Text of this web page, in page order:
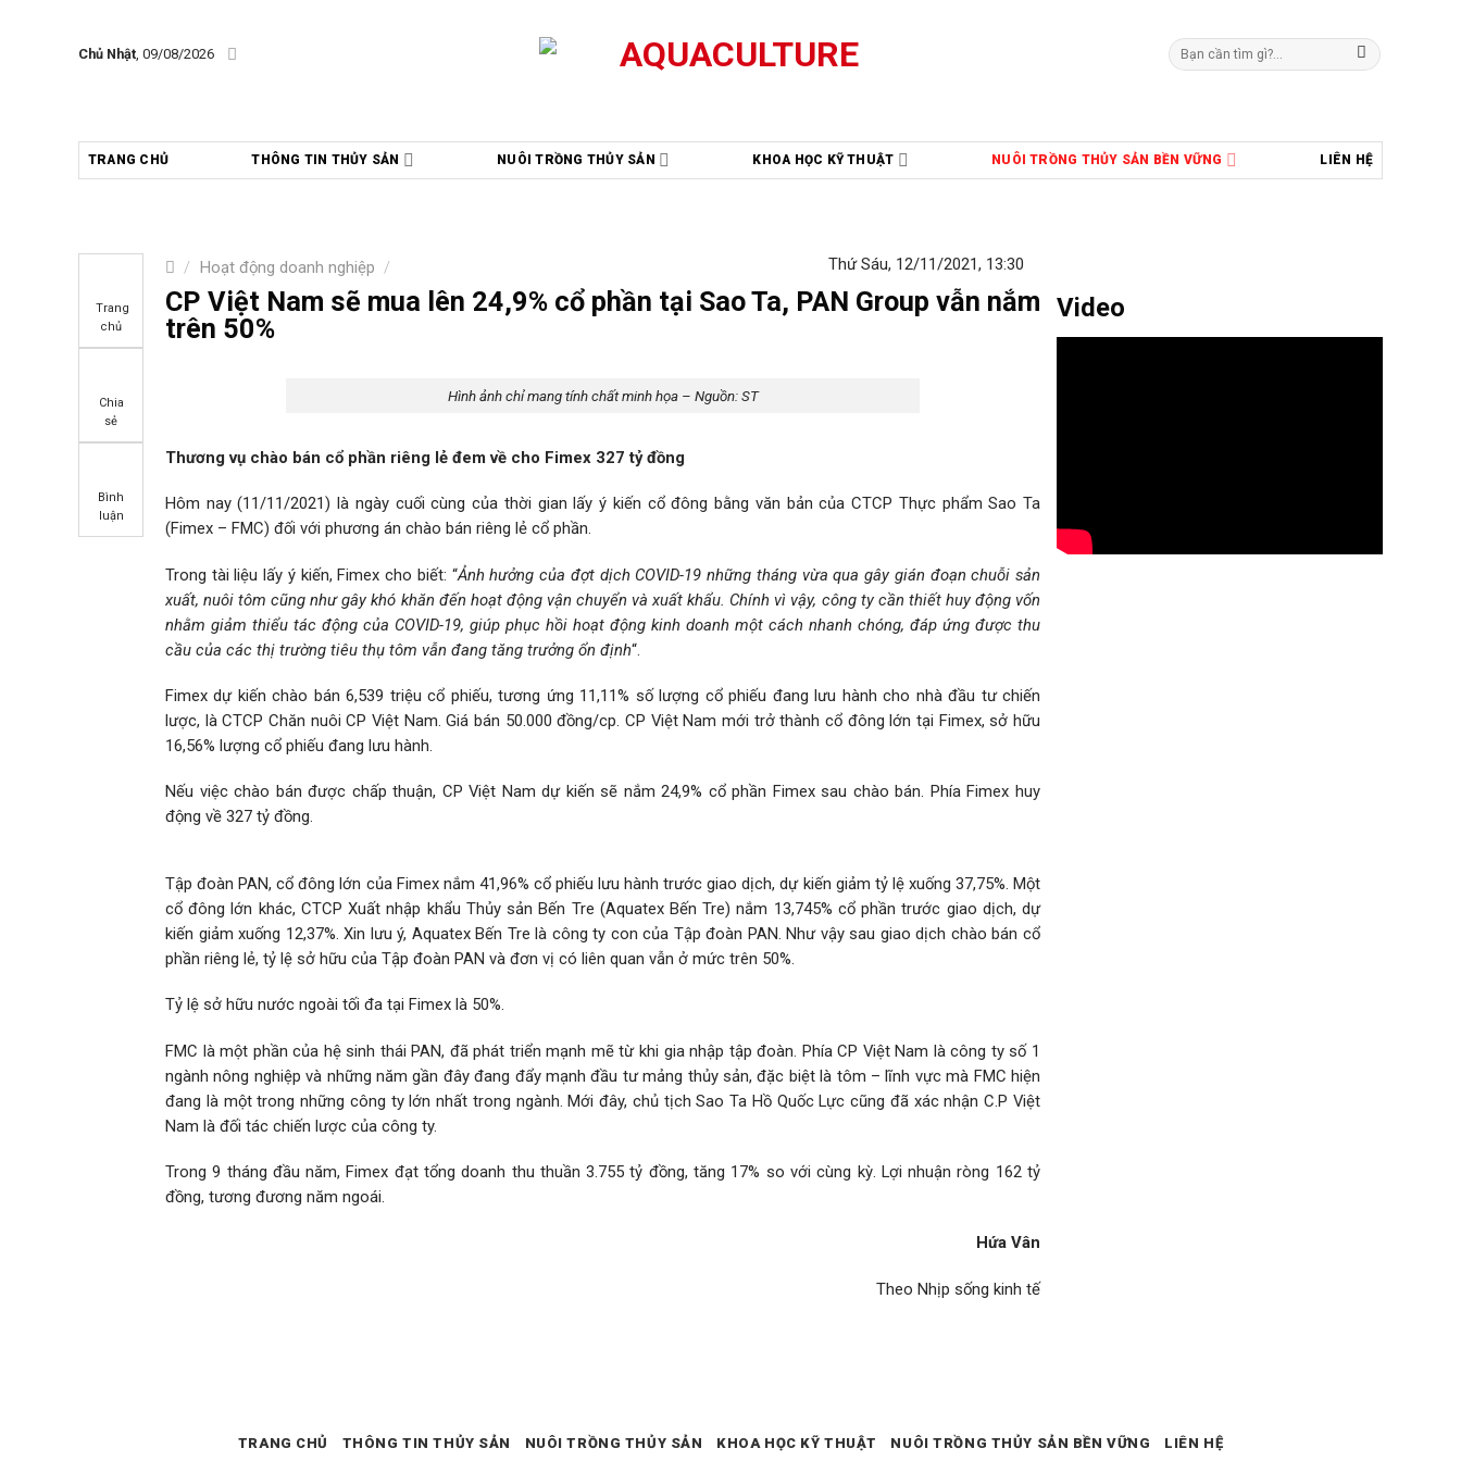
Chủ Nhật, 09/08/2026
Tìm
kiếm:
TRANG CHỦ THÔNG TIN THỦY SẢN NUÔI TRỒNG THỦY SẢN KHOA HỌC KỸ THUẬT NUÔI TRỒNG THỦY SẢN BỀN VỮNG LIÊN HỆ
/ Hoạt động doanh nghiệp /
Trang
chủ
Chia
sẻ
Bình
luận
Thứ Sáu, 12/11/2021, 13:30
CP Việt Nam sẽ mua lên 24,9% cổ phần tại Sao Ta, PAN Group vẫn nắm
trên 50%
Hình ảnh chỉ mang tính chất minh họa – Nguồn: ST
Thương vụ chào bán cổ phần riêng lẻ đem về cho Fimex 327 tỷ đồng
Hôm nay (11/11/2021) là ngày cuối cùng của thời gian lấy ý kiến cổ đông bằng văn bản của CTCP Thực phẩm Sao Ta
(Fimex – FMC) đối với phương án chào bán riêng lẻ cổ phần.
Trong tài liệu lấy ý kiến, Fimex cho biết: “Ảnh hưởng của đợt dịch COVID-19 những tháng vừa qua gây gián đoạn chuỗi sản
xuất, nuôi tôm cũng như gây khó khăn đến hoạt động vận chuyển và xuất khẩu. Chính vì vậy, công ty cần thiết huy động vốn
nhằm giảm thiểu tác động của COVID-19, giúp phục hồi hoạt động kinh doanh một cách nhanh chóng, đáp ứng được thu
cầu của các thị trường tiêu thụ tôm vẫn đang tăng trưởng ổn định“.
Fimex dự kiến chào bán 6,539 triệu cổ phiếu, tương ứng 11,11% số lượng cổ phiếu đang lưu hành cho nhà đầu tư chiến
lược, là CTCP Chăn nuôi CP Việt Nam. Giá bán 50.000 đồng/cp. CP Việt Nam mới trở thành cổ đông lớn tại Fimex, sở hữu
16,56% lượng cổ phiếu đang lưu hành.
Nếu việc chào bán được chấp thuận, CP Việt Nam dự kiến sẽ nắm 24,9% cổ phần Fimex sau chào bán. Phía Fimex huy
động về 327 tỷ đồng.
Tập đoàn PAN, cổ đông lớn của Fimex nắm 41,96% cổ phiếu lưu hành trước giao dịch, dự kiến giảm tỷ lệ xuống 37,75%. Một
cổ đông lớn khác, CTCP Xuất nhập khẩu Thủy sản Bến Tre (Aquatex Bến Tre) nắm 13,745% cổ phần trước giao dịch, dự
kiến giảm xuống 12,37%. Xin lưu ý, Aquatex Bến Tre là công ty con của Tập đoàn PAN. Như vậy sau giao dịch chào bán cổ
phần riêng lẻ, tỷ lệ sở hữu của Tập đoàn PAN và đơn vị có liên quan vẫn ở mức trên 50%.
Tỷ lệ sở hữu nước ngoài tối đa tại Fimex là 50%.
FMC là một phần của hệ sinh thái PAN, đã phát triển mạnh mẽ từ khi gia nhập tập đoàn. Phía CP Việt Nam là công ty số 1
ngành nông nghiệp và những năm gần đây đang đẩy mạnh đầu tư mảng thủy sản, đặc biệt là tôm – lĩnh vực mà FMC hiện
đang là một trong những công ty lớn nhất trong ngành. Mới đây, chủ tịch Sao Ta Hồ Quốc Lực cũng đã xác nhận C.P Việt
Nam là đối tác chiến lược của công ty.
Trong 9 tháng đầu năm, Fimex đạt tổng doanh thu thuần 3.755 tỷ đồng, tăng 17% so với cùng kỳ. Lợi nhuận ròng 162 tỷ
đồng, tương đương năm ngoái.
Hứa Vân
Theo Nhịp sống kinh tế
Video
TRANG CHỦ THÔNG TIN THỦY SẢN NUÔI TRỒNG THỦY SẢN KHOA HỌC KỸ THUẬT NUÔI TRỒNG THỦY SẢN BỀN VỮNG LIÊN HỆ